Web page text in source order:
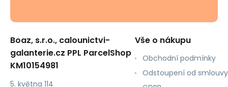
Boaz, s.r.o., calounictvi-
galanterie.cz PPL ParcelShop
KM10154981
5. května 114
Vše o nákupu
Obchodní podmínky
Odstoupení od smlouvy